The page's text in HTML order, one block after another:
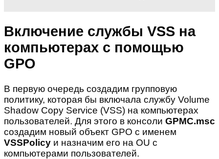
Включение службы VSS на
компьютерах с помощью
GPO
В первую очередь создадим групповую
политику, которая бы включала службу Volume
Shadow Copy Service (VSS) на компьютерах
пользователей. Для этого в консоли GPMC.msc
создадим новый объект GPO с именем
VSSPolicy и назначим его на OU с
компьютерами пользователей.